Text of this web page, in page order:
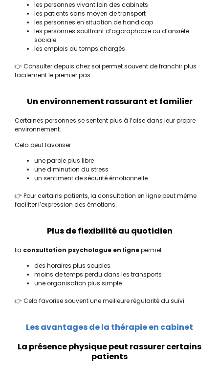
les personnes vivant loin des cabinets
les patients sans moyen de transport
les personnes en situation de handicap
les personnes souffrant d’agoraphobie ou d’anxiété
sociale
les emplois du temps chargés
👉 Consulter depuis chez soi permet souvent de franchir plus
facilement le premier pas.
Un environnement rassurant et familier
Certaines personnes se sentent plus à l’aise dans leur propre
environnement.
Cela peut favoriser :
une parole plus libre
une diminution du stress
un sentiment de sécurité émotionnelle
👉 Pour certains patients, la consultation en ligne peut même
faciliter l’expression des émotions.
Plus de flexibilité au quotidien
La consultation psychologue en lignepermet :
des horaires plus souples
moins de temps perdu dans les transports
une organisation plus simple
👉 Cela favorise souvent une meilleure régularité du suivi.
Les avantages de la thérapie en cabinet
La présence physique peut rassurer certains
patients